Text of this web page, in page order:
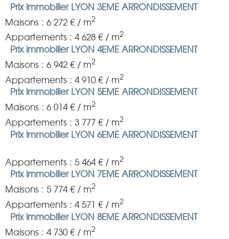
Prix immobilier LYON 3EME ARRONDISSEMENT
Maisons : 6 272 € / m2
Appartements : 4 628 € / m2
Prix immobilier LYON 4EME ARRONDISSEMENT
Maisons : 6 942 € / m2
Appartements : 4 910 € / m2
Prix immobilier LYON 5EME ARRONDISSEMENT
Maisons : 6 014 € / m2
Appartements : 3 777 € / m2
Prix immobilier LYON 6EME ARRONDISSEMENT
Appartements : 5 464 € / m2
Prix immobilier LYON 7EME ARRONDISSEMENT
Maisons : 5 774 € / m2
Appartements : 4 571 € / m2
Prix immobilier LYON 8EME ARRONDISSEMENT
Maisons : 4 730 € / m2